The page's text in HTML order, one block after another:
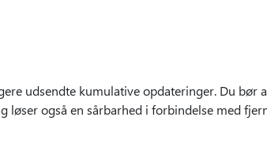
udsendte kumulative opdateringer. Du bør
løser også en sårbarhed i forbindelse med